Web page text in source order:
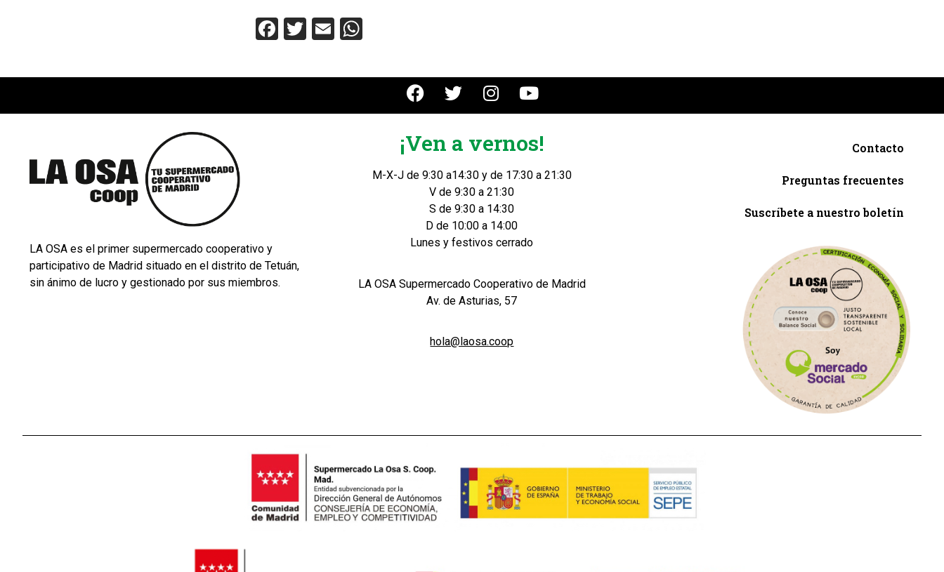
Facebook
Twitter
Email
LA OSA es el primer supermercado cooperativo y
participativo de Madrid situado en el distrito de Tetuán,
sin ánimo de lucro y gestionado por sus miembros.
¡Ven a vernos!
M-X-J de 9:30 a14:30 y de 17:30 a 21:30
V de 9:30 a 21:30
S de 9:30 a 14:30
D de 10:00 a 14:00
Lunes y festivos cerrado
LA OSA Supermercado Cooperativo de Madrid
Av. de Asturias, 57
hola@laosa.coop
Contacto
Preguntas frecuentes
Suscríbete a nuestro boletín